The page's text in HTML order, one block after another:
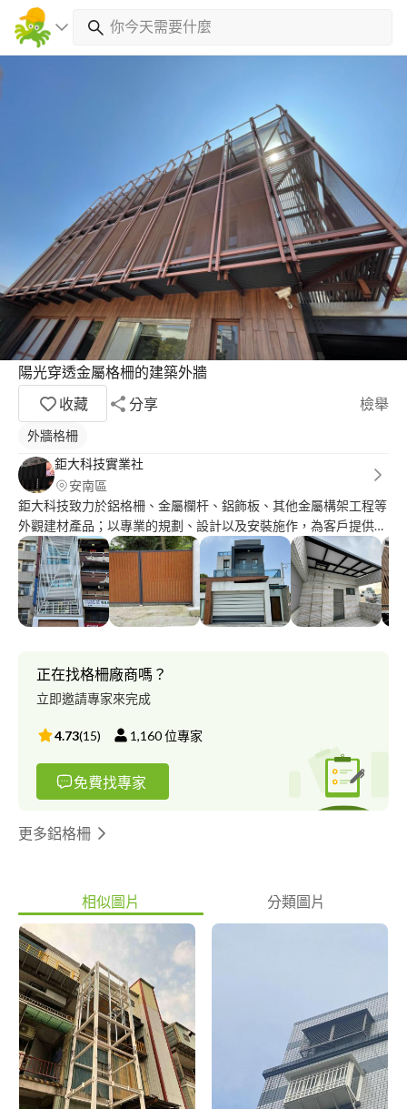
陽光穿透金屬格柵的建築外牆
收藏
分享 檢舉
外牆格柵
鉅大科技實業社
安南區
鉅大科技致力於鋁格柵、金屬欄杆、鋁飾板、其他金屬構架工程等
外觀建材產品；以專業的規劃、設計以及安裝施作，為客戶提供更
高的服務品質、更多元化的建築外觀設計，以達客戶之需求。 ?營
業簡介： ■ 鋁格柵 ■ 金屬欄杆 ■ 鋁飾板 ■ 採光罩 ■ 沖孔板 ■ 其他金
屬構架工程 ■ 售後服務 ■廚具設計 竭誠歡迎各界建築事業、設計
師、營造公司不吝指教 歡迎個案預約估價
正在找格柵廠商嗎？
立即邀請專家來完成
4.73(15) 1,160位專家
免費找專家
更多鋁格柵
相似圖片 分類圖片